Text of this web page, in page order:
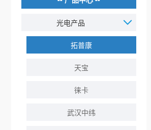
光电产品
拓普康
天宝
徕卡
武汉中纬